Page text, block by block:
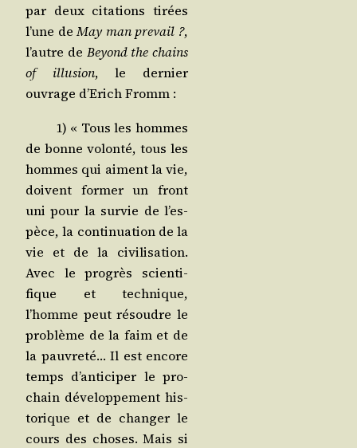
par deux cita­tions tirées
l’une deMay man pre­vail ?,
l’autre de Beyond the chains
of illu­sion, le der­nier
ouvrage d’E­rich Fromm :
1) « Tous les hommes
de bonne volon­té, tous les
hommes qui aiment la vie,
doivent for­mer un front
uni pour la sur­vie de l’es­
pèce, la conti­nua­tion de la
vie et de la civi­li­sa­tion.
Avec le pro­grès scien­ti­
fique et tech­nique,
l’homme peut résoudre le
pro­blème de la faim et de
la pau­vre­té… Il est encore
temps d’an­ti­ci­per le pro­
chain déve­lop­pe­ment his­
to­rique et de chan­ger le
cours des choses. Mais si